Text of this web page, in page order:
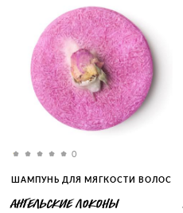
0
ШАМПУНЬ ДЛЯ МЯГКОСТИ ВОЛОС
АНГЕЛЬСКИЕ ЛОКОНЫ